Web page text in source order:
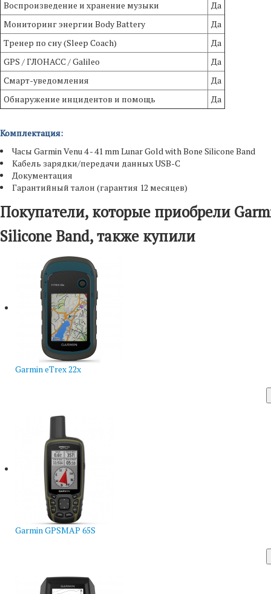
Воспроизведение и хранение музыки
Да
Мониторинг энергии Body Battery
Да
Тренер по сну (Sleep Coach)
Да
GPS / ГЛОНАСС / Galileo
Да
Смарт-уведомления
Да
Обнаружение инцидентов и помощь
Да
Комплектация:
Часы Garmin Venu 4 - 41 mm Lunar Gold with Bone Silicone Band
Кабель зарядки/передачи данных USB-C
Документация
Гарантийный талон (гарантия 12 месяцев)
Покупатели, которые приобрели
Silicone Band, также купили
Garmin eTrex 22x
Garmin GPSMAP 65S